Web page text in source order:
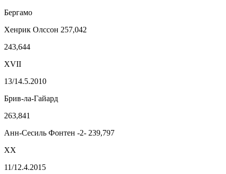
Бергамо
Хенрик Олссон 257,042
243,644
XVII
13/14.5.2010
Брив-ла-Гайард
263,841
Анн-Сесиль Фонтен -2- 239,797
XX
11/12.4.2015